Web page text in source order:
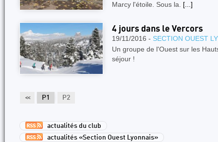
Marcy l'étoile. Sous la. [...]
4 jours dans le Vercors
19/11/2016 - SECTION OUEST
Un groupe de l'Ouest sur les
séjour !
<< P1 P2
actualités du club
actualités «Section Ouest Lyonnais»